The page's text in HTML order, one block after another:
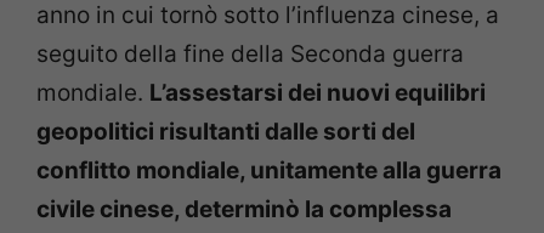
anno in cui tornò sotto l’influenza cinese, a
seguito della fine della Seconda guerra
mondiale. L’assestarsi dei nuovi equilibri
geopolitici risultanti dalle sorti del
conflitto mondiale, unitamente alla guerra
civile cinese, determinò la complessa